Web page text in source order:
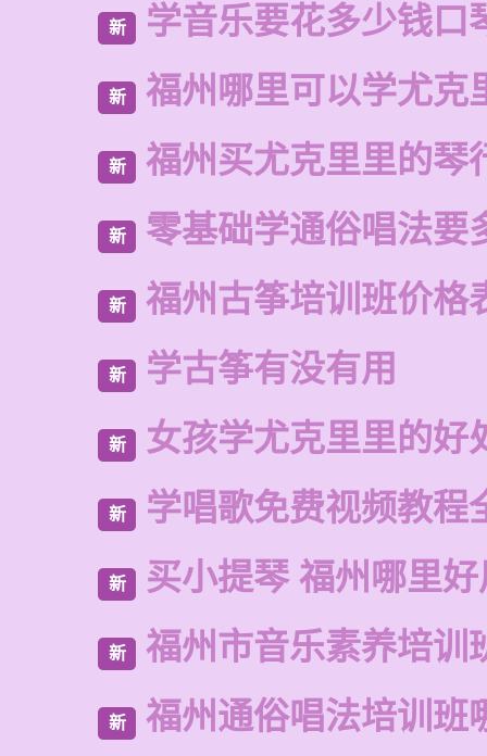
新 学音乐要花多少钱口
新 福州哪里可以学尤克
新 福州买尤克里里的琴
新 零基础学通俗唱法要
新 福州古筝培训班价格
新 学古筝有没有用
新 女孩学尤克里里的好
新 学唱歌免费视频教程
新 买小提琴 福州哪里好
新 福州市音乐素养培训
新 福州通俗唱法培训班